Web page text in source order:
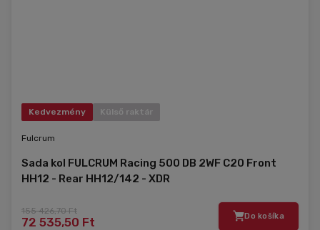
Kedvezmény Külső raktár
Fulcrum
Sada kol FULCRUM Racing 500 DB 2WF C20 Front
HH12 - Rear HH12/142 - XDR
155 426,70 Ft
72 535,50 Ft Do košíka